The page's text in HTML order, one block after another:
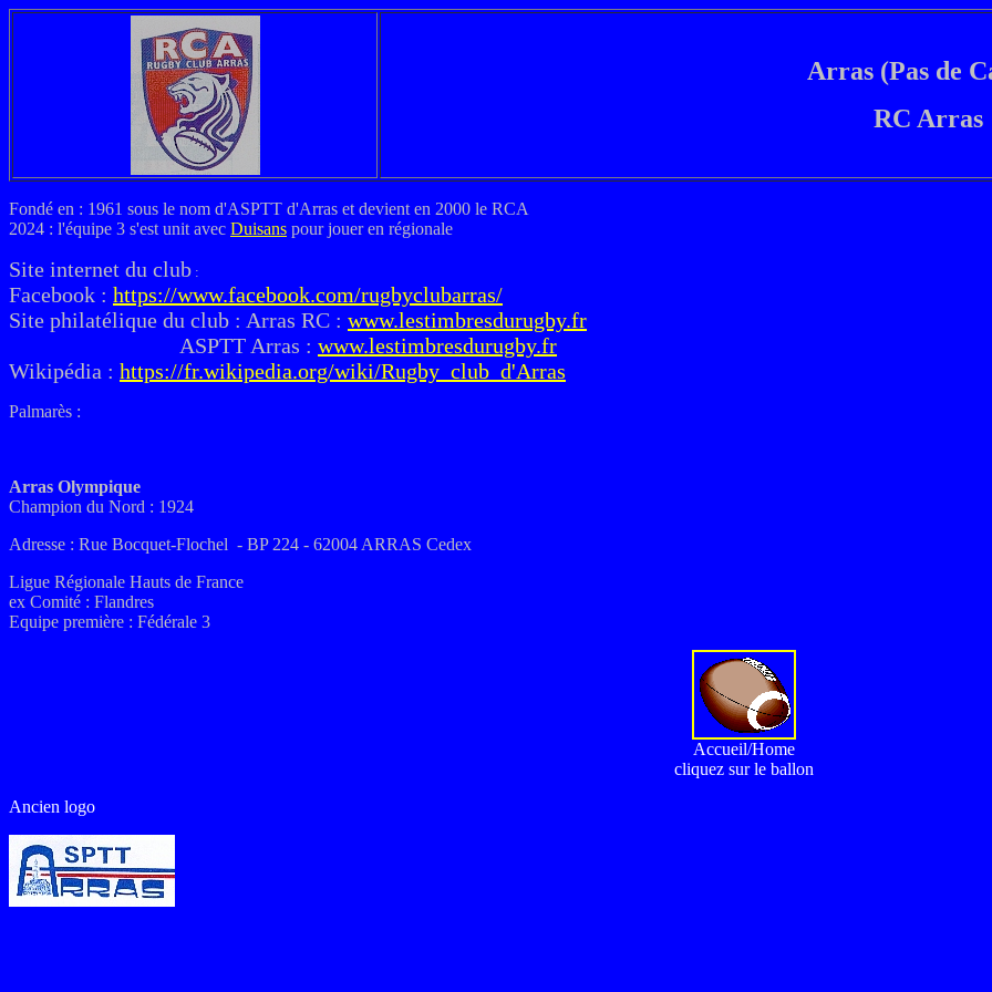
Arras (Pas de
RC Arras
Fondé en : 1961 sous le nom d'ASPTT d'Arras et devient en 2000 le RCA
2024 : l'équipe 3 s'est unit avec Duisans pour jouer en régionale
Site internet du club :
Facebook : https://www.facebook.com/rugbyclubarras/
Site philatélique du club : Arras RC : www.lestimbresdurugby.fr
ASPTT Arras : www.lestimbresdurugby.fr
Wikipédia : https://fr.wikipedia.org/wiki/Rugby_club_d'Arras
Palmarès :
Arras Olympique
Champion du Nord : 1924
Adresse : Rue Bocquet-Flochel - BP 224 - 62004 ARRAS Cedex
Ligue Régionale Hauts de France
ex Comité : Flandres
Equipe première : Fédérale 3
Accueil/Home
cliquez sur le ballon
Ancien logo